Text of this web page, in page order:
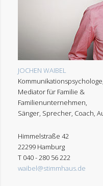
JOCHEN WAIBEL
Kommunikationspsychologe,
Mediator für Familie &
Familienunternehmen,
Sänger, Sprecher, Coach,
Himmelstraße 42
22299 Hamburg
T 040 - 280 56 222
waibel@stimmhaus.de